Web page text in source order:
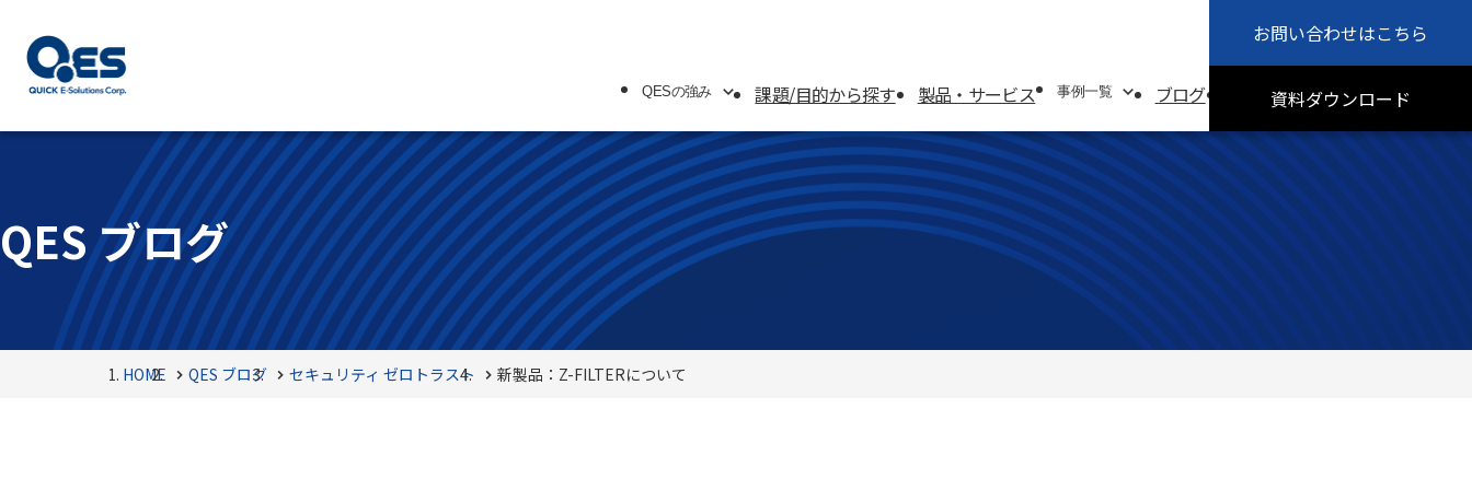
会社概要 お知らせ
QESの強み
QESの強み
システムソリューション
オフィスソリューション
課題/目的から探す 製品・サービス 事例一覧
事例一覧
システムソリューション事例
オフィスソリューション事例
ブログ 採用情報 サステナビリティ
お問い合わせはこちら
資料ダウンロード
QES ブログ
HOME QES ブログ セキュリティ ゼロトラスト 新製品：Z-FILTERについて